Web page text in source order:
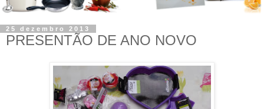
25 dezembro 2013
PRESENTÃO DE ANO NOVO